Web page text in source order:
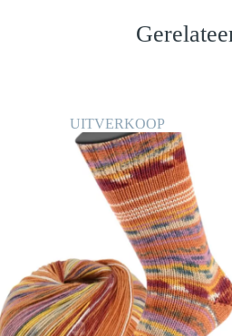
UITVERKOOP